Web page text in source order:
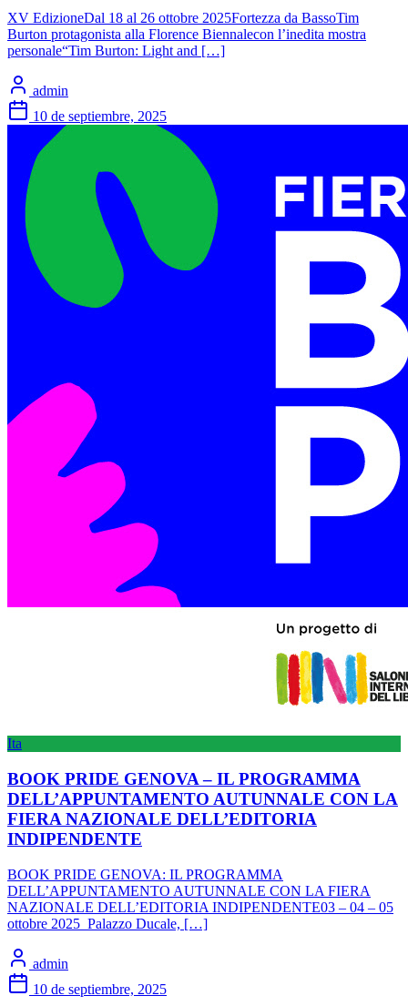
XV EdizioneDal 18 al 26 ottobre 2025Fortezza da BassoTim
Burton protagonista alla Florence Biennalecon l’inedita mostra
personale“Tim Burton: Light and […]
admin
10 de septiembre, 2025
Ita
BOOK PRIDE GENOVA – IL PROGRAMMA
DELL’APPUNTAMENTO AUTUNNALE CON LA
FIERA NAZIONALE DELL’EDITORIA
INDIPENDENTE
BOOK PRIDE GENOVA: IL PROGRAMMA
DELL’APPUNTAMENTO AUTUNNALE CON LA FIERA
NAZIONALE DELL’EDITORIA INDIPENDENTE03 – 04 – 05
ottobre 2025 Palazzo Ducale, […]
admin
10 de septiembre, 2025